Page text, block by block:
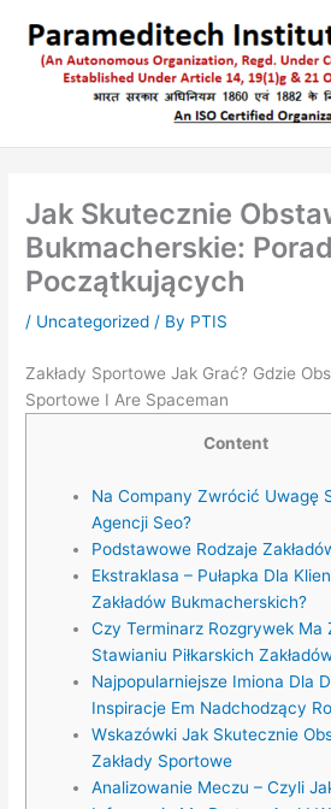
content
Jak Skutecznie
Bukmacherskie:
Początkujących
/ Uncategorized / By PTIS
Zakłady Sportowe Jak Grać? Gdzie
Sportowe I Are Spaceman
Content
Na Company Zwrócić Uwagę
Agencji Seo?
Podstawowe Rodzaje
Ekstraklasa – Pułapka Dla
Zakładów Bukmacherskich?
Czy Terminarz Rozgrywek Ma
Stawianiu Piłkarskich
Najpopularniejsze Imiona Dla
Inspiracje Em Nadchodzący
Wskazówki Jak Skutecznie
Zakłady Sportowe
Analizowanie Meczu – Czyli